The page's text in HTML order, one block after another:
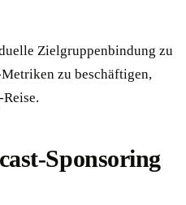
Zielgruppenbindung zu
zu beschäftigen,
Sponsoring